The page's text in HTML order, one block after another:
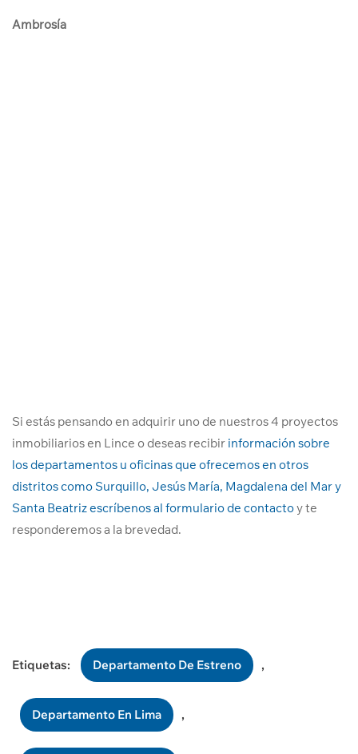
Ambrosía
Si estás pensando en adquirir uno de nuestros 4 proyectos
inmobiliarios en Lince o deseas recibir información sobre
los departamentos u oficinas que ofrecemos en otros
distritos como Surquillo, Jesús María, Magdalena del Mar y
Santa Beatriz escríbenos al formulario de contactoy te
responderemos a la brevedad.
Etiquetas: Departamento De Estreno ,
Departamento En Lima ,